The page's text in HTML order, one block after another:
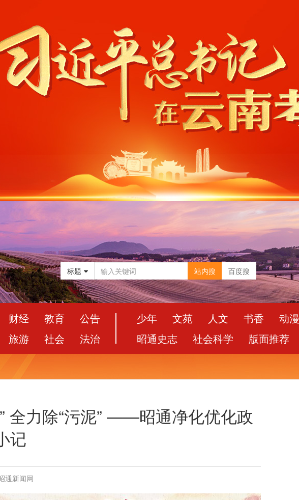
标题 站内搜 百度搜
财经 教育
公告
旅游
社会 法治
少年 文苑 人文 书香
动漫
昭通史志
社会科学 版面推荐
全力除“污泥” ——昭通净化优化政
记
通新闻网